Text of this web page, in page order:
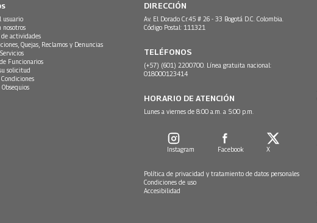
usuario
nosotros
actividades
Quejas, Reclamos y Denuncias
Funcionarios
solicitud
DIRECCIÓN
Av. El Dorado Cr.45 # 26 - 33 Bogotá D.C. Colombia.
Código Postal: 111321
TELÉFONOS
(+57) (601) 2200700. Línea gratuita nacional:
018000123414
HORARIO DE ATENCIÓN
Lunes a viernes de 8:00 a.m. a 5:00 p.m.
Instagram Facebook X
Política de privacidad y tratamiento de datos personales
Condiciones de uso
Accesibilidad